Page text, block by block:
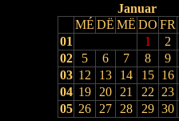
Januar
MÉ DË MË DO FR
01
1
2
02
5 6 7 8
9
03 12 13 14 15 16
04 19 20 21 22
23
05 26 27 28 29 30